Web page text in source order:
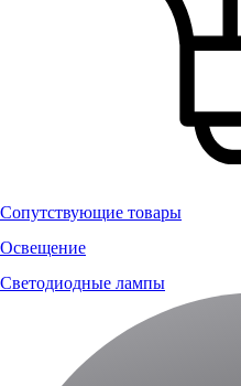
Сопутствующие товары
Освещение
Светодиодные лампы